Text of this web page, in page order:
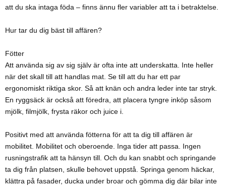
att du ska intaga föda – finns ännu fler variabler att ta i betraktelse.
Hur tar du dig bäst till affären?
Fötter
Att använda sig av sig själv är ofta inte att underskatta. Inte heller
när det skall till att handlas mat. Se till att du har ett par
ergonomiskt riktiga skor. Så att knän och andra leder inte tar stryk.
En ryggsäck är också att föredra, att placera tyngre inköp såsom
mjölk, filmjölk, frysta räkor och juice i.
Positivt med att använda fötterna för att ta dig till affären är
mobilitet. Mobilitet och oberoende. Inga tider att passa. Ingen
rusningstrafik att ta hänsyn till. Och du kan snabbt och springande
ta dig från platsen, skulle behovet uppstå. Springa genom häckar,
klättra på fasader, ducka under broar och gömma dig där bilar inte